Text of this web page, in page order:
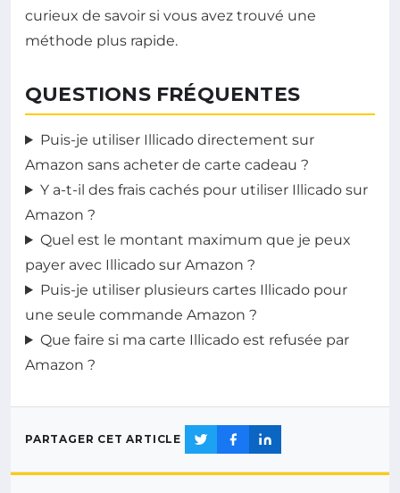
curieux de savoir si vous avez trouvé une
méthode plus rapide.
QUESTIONS FRÉQUENTES
Puis-je utiliser Illicado directement sur
Amazon sans acheter de carte cadeau ?
Y a-t-il des frais cachés pour utiliser Illicado sur
Amazon ?
Quel est le montant maximum que je peux
payer avec Illicado sur Amazon ?
Puis-je utiliser plusieurs cartes Illicado pour
une seule commande Amazon ?
Que faire si ma carte Illicado est refusée par
Amazon ?
PARTAGER CET ARTICLE